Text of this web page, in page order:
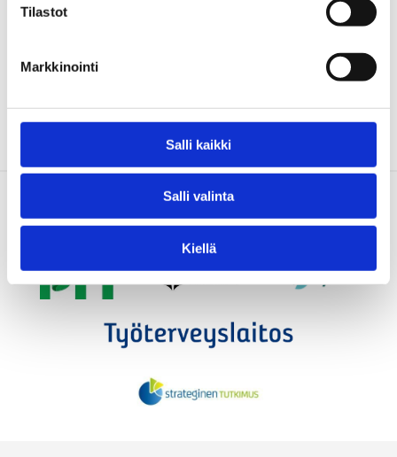
Tilastot
Markkinointi
Salli kaikki
Salli valinta
Kiellä
of Turku, Finland (lecture room Pub5, Publicum,
Lue lisääBehavioural
policy:
theory
practice